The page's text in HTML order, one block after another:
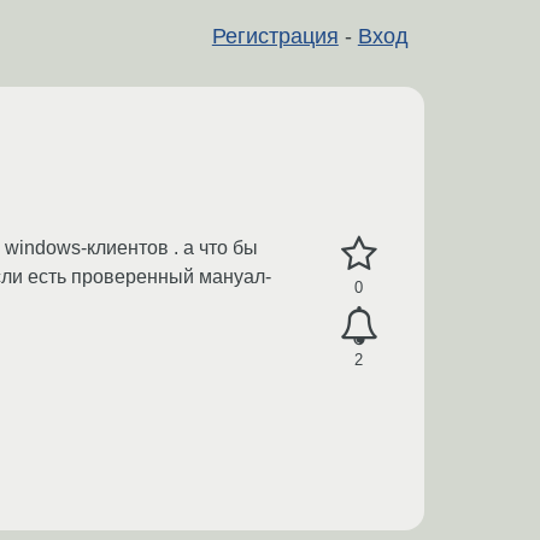
Регистрация - Вход
0
2
клиентов . а что бы
есть проверенный мануал-